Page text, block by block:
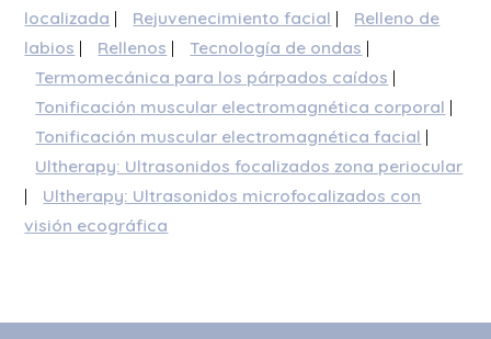
localizada | Rejuvenecimiento facial |
Relleno de
labios | Rellenos | Tecnología de ondas |
Termomecánica para los párpados caídos |
Tonificación muscular electromagnética corporal |
Tonificación muscular electromagnética facial |
Ultherapy: Ultrasonidos focalizados zona periocular
|
Ultherapy: Ultrasonidos microfocalizados con
visión ecográfica